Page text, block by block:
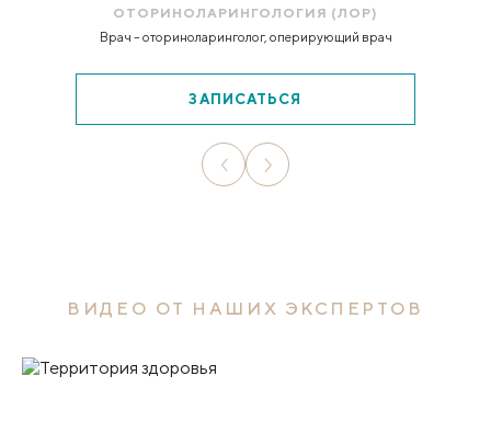
ОТОРИНОЛАРИНГОЛОГИЯ (ЛОР)
Врач – оториноларинголог, оперирующий врач
ЗАПИСАТЬСЯ
ВИДЕО ОТ НАШИХ ЭКСПЕРТОВ